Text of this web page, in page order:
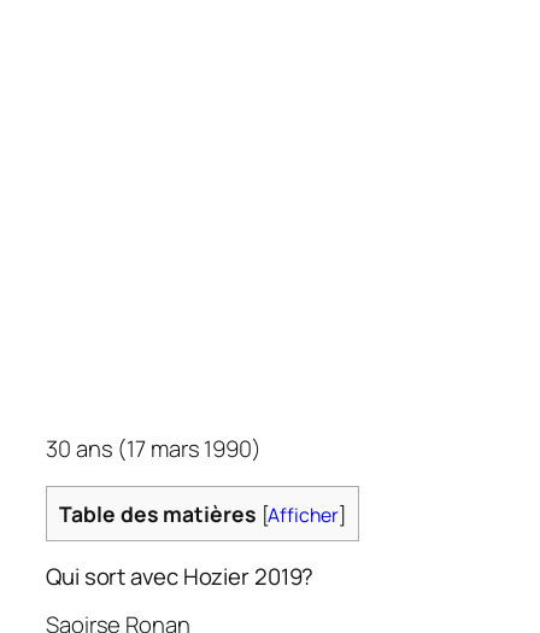
30 ans (17 mars 1990)
Table des matières [Afficher]
Qui sort avec Hozier 2019?
Saoirse Ronan